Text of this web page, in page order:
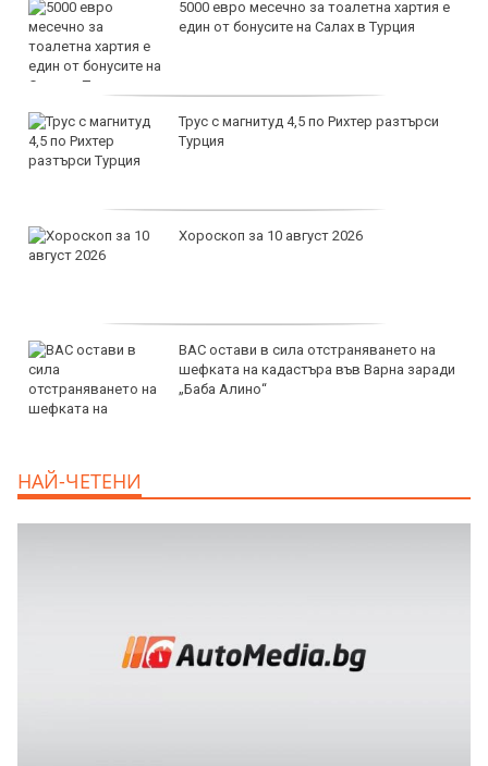
5000 евро месечно за тоалетна хартия е
един от бонусите на Салах в Турция
Трус с магнитуд 4,5 по Рихтер разтърси
Турция
Хороскоп за 10 август 2026
ВАС остави в сила отстраняването на
шефката на кадастъра във Варна заради
„Баба Алино“
НАЙ-ЧЕТЕНИ